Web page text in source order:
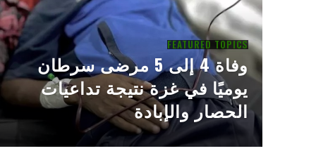
FEATURED TOPICS
وفاة 4 إلى 5 مرضى سرطان
يوميًا في غزة نتيجة تداعيات
الحصار والإبادة